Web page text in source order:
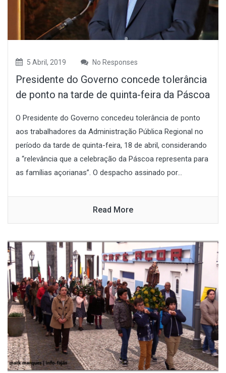
5 Abril, 2019 No Responses
Presidente do Governo concede tolerância
de ponto na tarde de quinta-feira da Páscoa
O Presidente do Governo concedeu tolerância de ponto
aos trabalhadores da Administração Pública Regional no
período da tarde de quinta-feira, 18 de abril, considerando
a “relevância que a celebração da Páscoa representa para
as famílias açorianas”. O despacho assinado por...
Read More